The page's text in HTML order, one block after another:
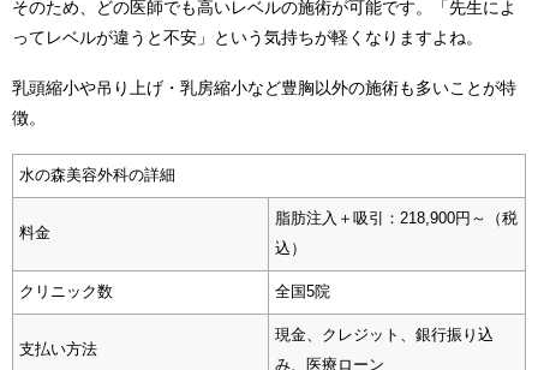
そのため、どの医師でも高いレベルの施術が可能です。「先生によ
ってレベルが違うと不安」という気持ちが軽くなりますよね。
乳頭縮小や吊り上げ・乳房縮小など豊胸以外の施術も多いことが特
徴。
水の森美容外科の詳細
料金
脂肪注入＋吸引：218,900円～（税
込）
クリニック数 全国5院
支払い方法
現金、クレジット、銀行振り込
み、医療ローン